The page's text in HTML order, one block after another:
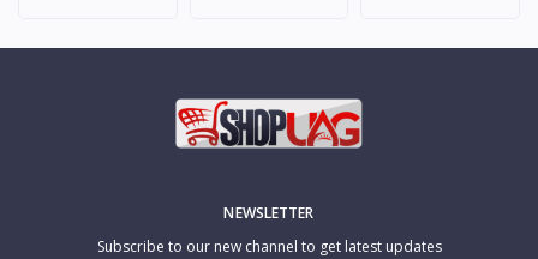
NEWSLETTER
Subscribe to our new channel to get latest updates